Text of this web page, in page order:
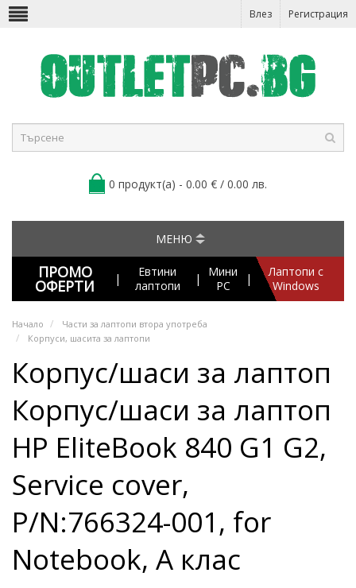
Влез Регистрация
0 продукт(а) - 0.00 € / 0.00 лв.
МЕНЮ
ПРОМО
ОФЕРТИ |
Евтини
лаптопи
|
Мини
PC
|
Лаптопи с
Windows
Начало
Части за лаптопи втора употреба
Корпуси, шасита за лаптопи
Корпус/шаси за лаптоп
Корпус/шаси за лаптоп
HP EliteBook 840 G1 G2,
Service cover,
P/N:766324-001, for
Notebook, А клас